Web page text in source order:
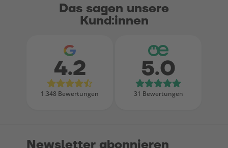
Das sagen unsere
Kund:innen
Bewertungen bei Google
4.2
1.348 Bewertungen
5.0
31 Bewertungen
Newsletter abonnieren